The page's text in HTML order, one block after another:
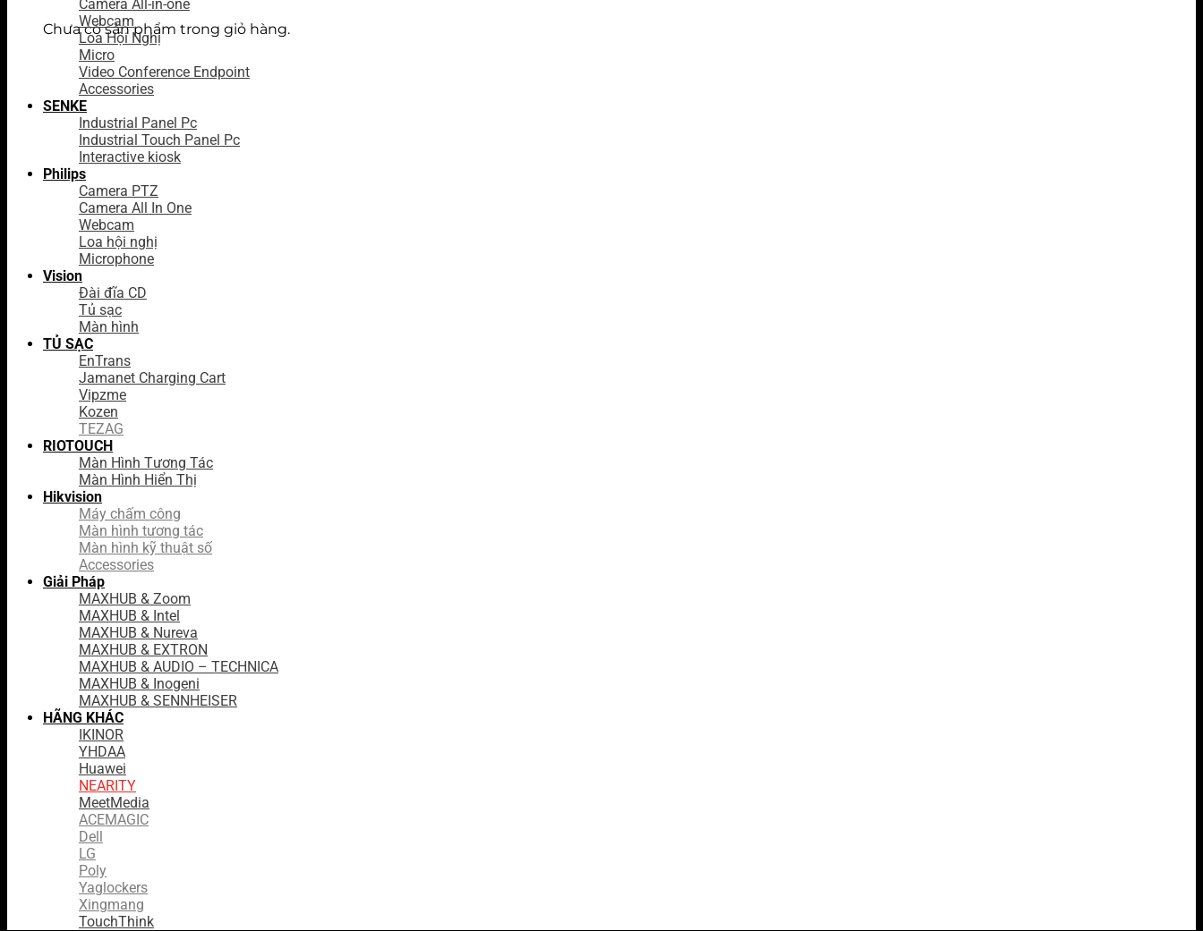
Chưa có sản phẩm trong giỏ hàng.
Camera All-in-one
Webcam
Loa Hội Nghị
Micro
Video Conference Endpoint
Accessories
SENKE
Industrial Panel Pc
Industrial Touch Panel Pc
Interactive kiosk
Philips
Camera PTZ
Camera All In One
Webcam
Loa hội nghị
Microphone
Vision
Đài đĩa CD
Tủ sạc
Màn hình
TỦ SẠC
EnTrans
Jamanet Charging Cart
Vipzme
Kozen
TEZAG
RIOTOUCH
Màn Hình Tương Tác
Màn Hình Hiển Thị
Hikvision
Máy chấm công
Màn hình tương tác
Màn hình kỹ thuật số
Accessories
Giải Pháp
MAXHUB & Zoom
MAXHUB & Intel
MAXHUB & Nureva
MAXHUB & EXTRON
MAXHUB & AUDIO – TECHNICA
MAXHUB & Inogeni
MAXHUB & SENNHEISER
HÃNG KHÁC
IKINOR
YHDAA
Huawei
NEARITY
MeetMedia
ACEMAGIC
Dell
LG
Poly
Yaglockers
Xingmang
TouchThink